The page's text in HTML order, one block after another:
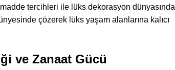
tercihleri ile lüks dekorasyon dünyasında
çözerek lüks yaşam alanlarına kalıcı
ve Zanaat Gücü